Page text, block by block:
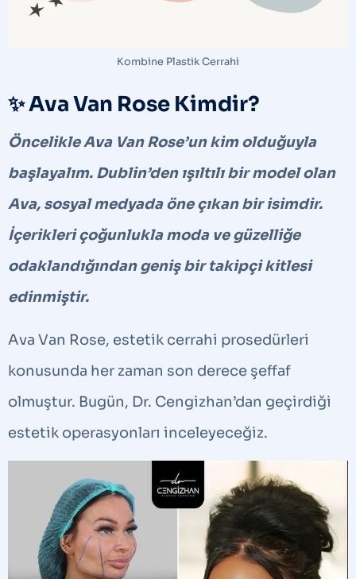
Kombine Plastik Cerrahi
✨ Ava Van Rose Kimdir?
Öncelikle Ava Van Rose’un kim olduğuyla
başlayalım. Dublin’den ışıltılı bir model olan
Ava, sosyal medyada öne çıkan bir isimdir.
İçerikleri çoğunlukla moda ve güzelliğe
odaklandığından geniş bir takipçi kitlesi
edinmiştir.
Ava Van Rose, estetik cerrahi prosedürleri
konusunda her zaman son derece şeffaf
olmuştur. Bugün, Dr. Cengizhan’dan geçirdiği
estetik operasyonları inceleyeceğiz.